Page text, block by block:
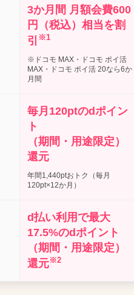
3か月間 月額会費600
円（税込）相当を割
引
※1
※ドコモ MAX・ドコモ ポイ活
MAX・ドコモ ポイ活 20なら6か
月間
毎月120ptのdポイン
ト
（期間・用途限定）
還元
年間1,440ptおトク（毎月
120pt×12か月）
d払い利用で最大
17.5%のdポイント
（期間・用途限定）
還元※2